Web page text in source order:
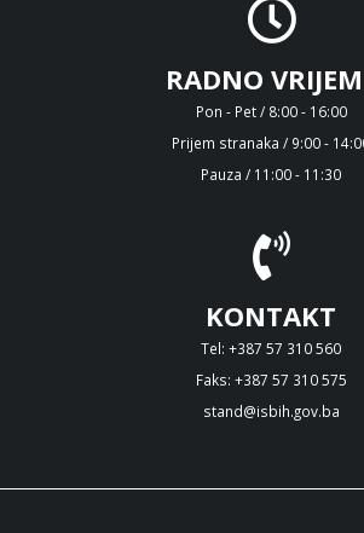
RADNO
Pon - Pet / 8:00 - 16:00
Prijem stranaka / 9:00 -
Pauza / 11:00 - 11:30
KONTAKT
Tel: +387 57 310 560
Faks: +387 57 310 575
stand@isbih.gov.ba